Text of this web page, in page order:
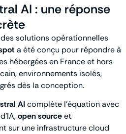
AI : une réponse
solutions opérationnelles
a été conçu pour répondre à
hébergées en France et hors
environnements isolés,
dès la conception.
AI complète l’équation avec
open sourceet
sur une infrastructure cloud